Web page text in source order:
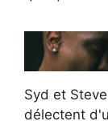
Syd et
délectent